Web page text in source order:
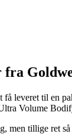
fra
leveret til en
Volume
tillige ret